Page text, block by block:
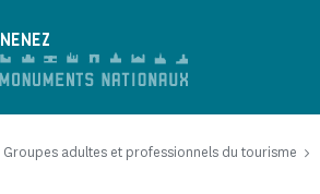
Groupes adultes et professionnels du tourisme